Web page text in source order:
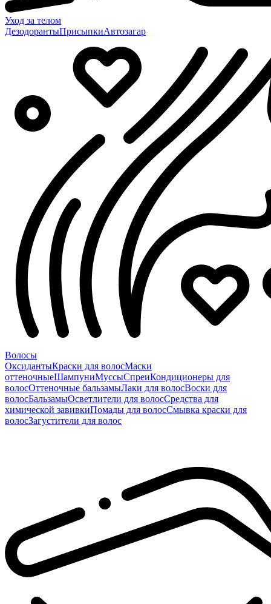
Уход за телом
ДезодорантыПрисыпкиАвтозагар
Волосы
ОксидантыКраски для волосМаски
оттеночныеШампуниМуссыСпреиКондиционеры для
волосОттеночные бальзамыЛаки для волосВоски для
волосБальзамыОсветлители для волосСредства для
химической завивкиПомады для волосСмывка краски для
волосЗагустители для волос